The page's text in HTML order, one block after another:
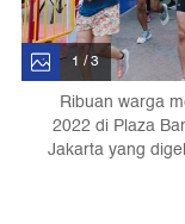
1 / 3
Ribuan warga
2022 di Plaza
Jakarta yang